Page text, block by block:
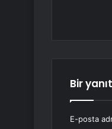
Bir
E-posta